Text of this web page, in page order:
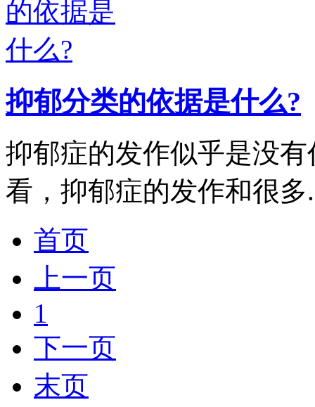
抑郁分类的依据是什么?
抑郁症的发作似乎是没
看，抑郁症的发作和很
首页
上一页
1
下一页
末页